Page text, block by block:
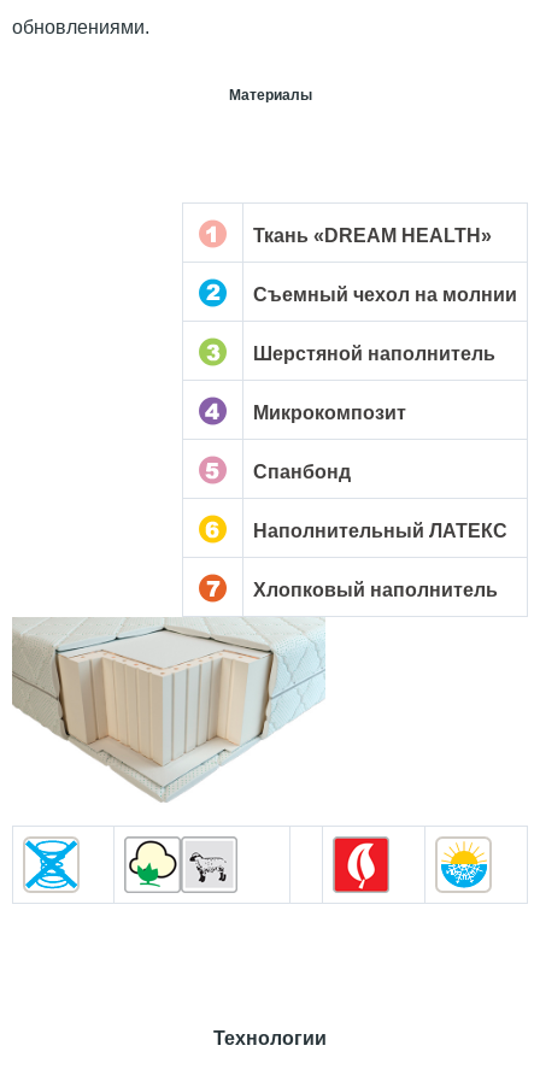
обновлениями.
Материалы
Ткань «DREAM HEALTH»
Съемный чехол на молнии
Шерстяной наполнитель
Микрокомпозит
Спанбонд
Наполнительный ЛАТЕКС
Хлопковый наполнитель
Технологии